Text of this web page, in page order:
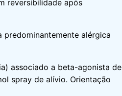
reversibilidade após
alérgica
associado a beta-agonista de
spray de alívio. Orientação